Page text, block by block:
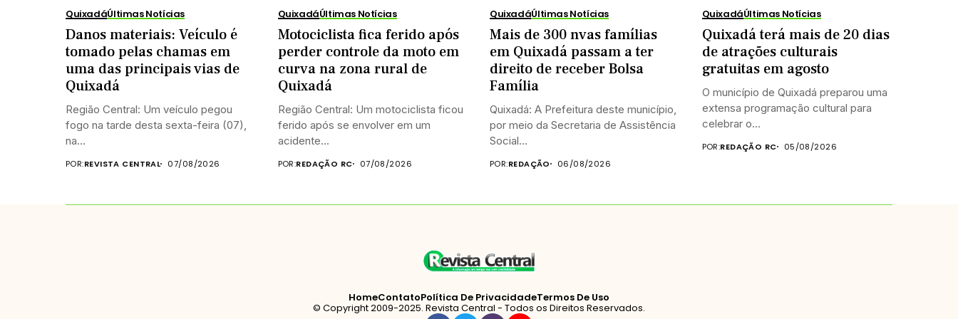
QuixadáÚltimas Notícias
Danos materiais: Veículo é
tomado pelas chamas em
uma das principais vias de
Quixadá
Região Central: Um veículo pegou
fogo na tarde desta sexta-feira (07),
na...
POR:REVISTA CENTRAL 07/08/2026
QuixadáÚltimas Notícias
Motociclista fica ferido após
perder controle da moto em
curva na zona rural de
Quixadá
Região Central: Um motociclista ficou
ferido após se envolver em um
acidente...
POR:REDAÇÃO RC 07/08/2026
QuixadáÚltimas Notícias
Mais de 300 nvas famílias
em Quixadá passam a ter
direito de receber Bolsa
Família
Quixadá: A Prefeitura deste município,
por meio da Secretaria de Assistência
Social...
POR:REDAÇÃO 06/08/2026
QuixadáÚltimas Notícias
Quixadá terá mais de 20 dias
de atrações culturais
gratuitas em agosto
O município de Quixadá preparou uma
extensa programação cultural para
celebrar o...
POR:REDAÇÃO RC 05/08/2026
HomeContatoPolítica De PrivacidadeTermos De Uso
© Copyright 2009-2025. Revista Central - Todos os Direitos Reservados.